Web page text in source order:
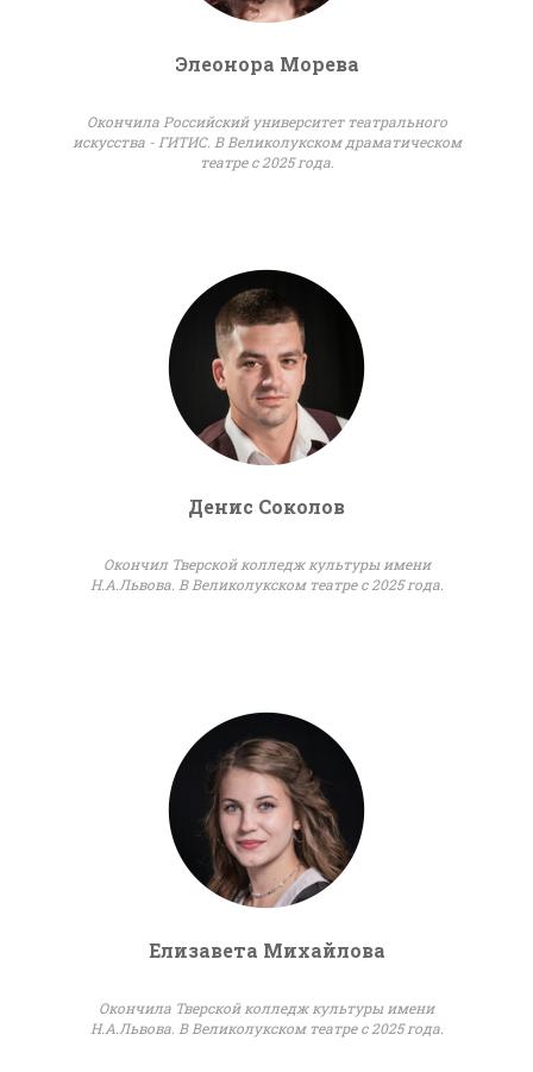
Элеонора Морева
Окончила Российский университет театрального
искусства - ГИТИС. В Великолукском драматическом
театре с 2025 года.
Денис Соколов
Окончил Тверской колледж культуры имени
Н.А.Львова. В Великолукском театре с 2025 года.
Елизавета Михайлова
Окончила Тверской колледж культуры имени
Н.А.Львова. В Великолукском театре с 2025 года.